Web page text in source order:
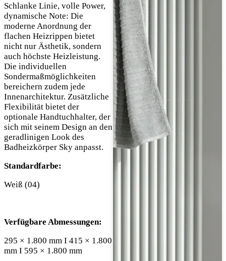
Schlanke Linie, volle Power,
dynamische Note: Die
moderne Anordnung der
flachen Heizrippen bietet
nicht nur Ästhetik, sondern
auch höchste Heizleistung.
Die individuellen
Sondermaßmöglichkeiten
bereichern zudem jede
Innenarchitektur. Zusätzliche
Flexibilität bietet der
optionale Handtuchhalter, der
sich mit seinem Design an den
geradlinigen Look des
Badheizkörper Sky anpasst.
Standardfarbe:
Weiß (04)
Verfügbare Abmessungen:
295 × 1.800 mm I 415 × 1.800
mm I 595 × 1.800 mm